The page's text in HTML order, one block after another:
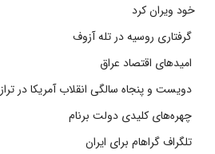
خود ویران کرد
گرفتاری روسیه در تله آزوف
امیدهای اقتصاد عراق
دویست و پنجاه سالگی انقلاب آمریکا در
چهره‌های کلیدی دولت برنام
تلگراف گراهام برای ایران